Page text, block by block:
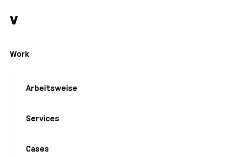
v
Work
Arbeitsweise
Services
Cases